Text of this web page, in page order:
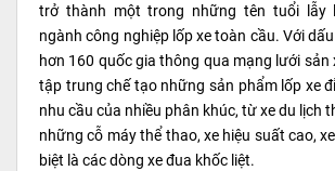
trở thành một trong những tên tuổi lẫy
ngành công nghiệp lốp xe toàn cầu. Với
hơn 160 quốc gia thông qua mạng lưới sản
tập trung chế tạo những sản phẩm lốp xe
nhu cầu của nhiều phân khúc, từ xe du lịch
những cỗ máy thể thao, xe hiệu suất cao,
biệt là các dòng xe đua khốc liệt.